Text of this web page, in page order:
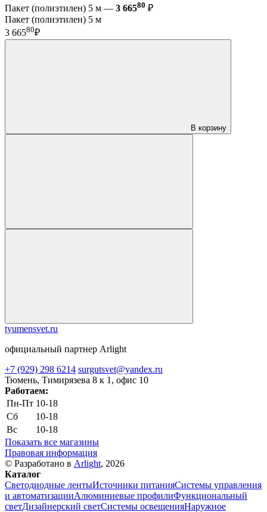
Пакет (полиэтилен) 5 м — 3 66580 ₽
Пакет (полиэтилен) 5 м
3 66580₽
В корзину
tyumensvet.ru
официальный партнер Arlight
+7 (929) 298 6214 surgutsvet@yandex.ru
Тюмень, Тимирязева 8 к 1, офис 10
Работаем:
Пн-Пт 10-18
Сб
10-18
Вс
10-18
Показать все магазины
Правовая информация
© Разработано в Arlight, 2026
Каталог
Светодиодные лентыИсточники питанияСистемы управления
и автоматизацииАлюминиевые профилиФункциональный
светДизайнерский светСистемы освещенияНаружное